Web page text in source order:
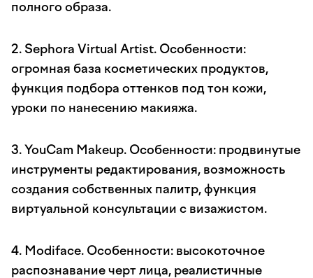
полного образа.
2. Sephora Virtual Artist. Особенности:
огромная база косметических продуктов,
функция подбора оттенков под тон кожи,
уроки по нанесению макияжа.
3. YouCam Makeup. Особенности: продвинутые
инструменты редактирования, возможность
создания собственных палитр, функция
виртуальной консультации с визажистом.
4. Modiface. Особенности: высокоточное
распознавание черт лица, реалистичные